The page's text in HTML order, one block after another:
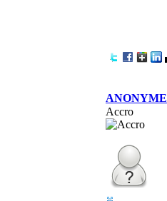
ANONYME
Accro